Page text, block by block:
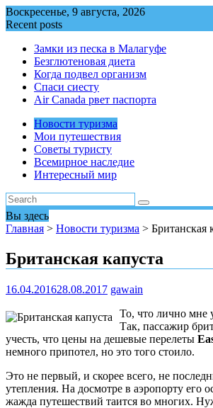
Перейти
к
Воскресенье, 9 августа, 2026
Recent posts
Замки из песка в Малагуфе
Безглютеновая диета
Когда подвел организм
Спаси сиесту
Air Canada рвет паспорта
Новости туризма
Мои путешествия
Советы туристу
Всемирное наследие
Интересный мир
Вы здесь
Главная > Новости туризма > Британская
Британская капуста
16.04.201628.08.2017 gawain
То, что лично мне
Так, пассажир
учесть, что цены на дешевые перелеты
немного припотел, но это того стоило.
Это не первый, и скорее всего, не
утепления. На досмотре в аэропорту его
жажда путешествий таится во многих.